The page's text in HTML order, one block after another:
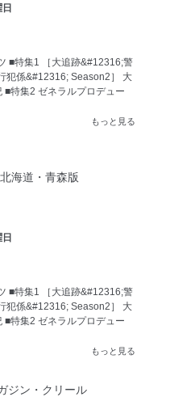
■特集1 ［大追跡&#12316;警
犯係&#12316; Season2］ 大
■特集2 ゼネラルプロデュー
もっと見る
海道・青森版
■特集1 ［大追跡&#12316;警
犯係&#12316; Season2］ 大
■特集2 ゼネラルプロデュー
もっと見る
ジン・クリール